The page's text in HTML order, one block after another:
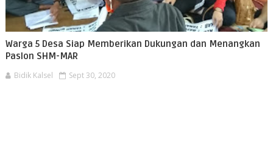
Warga 5 Desa Siap Memberikan Dukungan dan Menangkan
Paslon SHM-MAR
Bidik Kalsel Sept 30, 2020